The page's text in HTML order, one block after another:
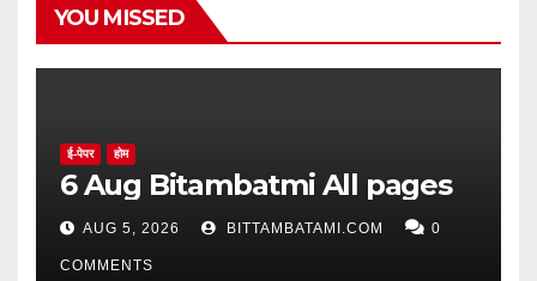
YOU MISSED
ई-पेपर होम
6 Aug Bitambatmi All pages
AUG 5, 2026 BITTAMBATAMI.COM 0
COMMENTS